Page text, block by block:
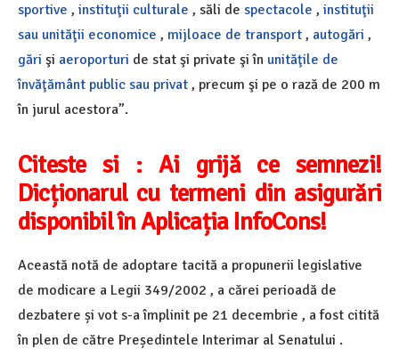
sportive , instituţii culturale , săli de spectacole , instituţii
sau unităţii economice , mijloace de transport , autogări ,
gări şi aeroporturi de stat şi private şi în unităţile de
învăţământ public sau privat , precum şi pe o rază de 200 m
în jurul acestora”.
Citeste si : Ai grijă ce semnezi!
Dicționarul cu termeni din asigurări
disponibil în Aplicația InfoCons!
Această notă de adoptare tacită a propunerii legislative
de modicare a Legii 349/2002 , a cărei perioadă de
dezbatere și vot s-a împlinit pe 21 decembrie , a fost citită
în plen de către Președintele Interimar al Senatului .